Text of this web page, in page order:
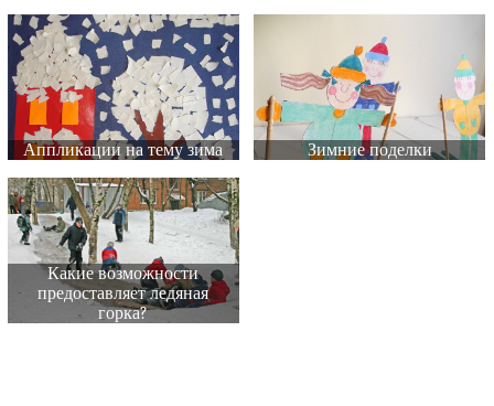
Аппликации на тему зима Зимние поделки
Какие возможности
предоставляет ледяная
горка?